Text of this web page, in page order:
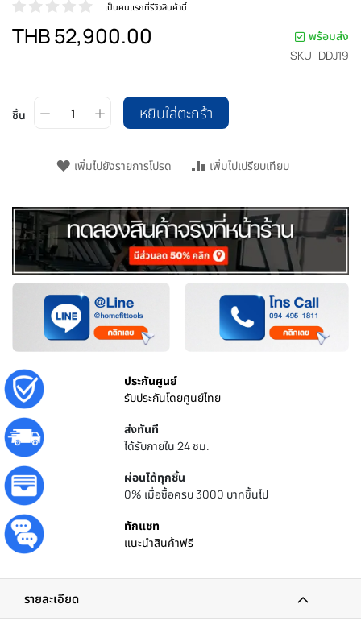
เป็นคนแรกที่รีวิวสินค้านี้
THB 52,900.00
พร้อมส่ง
SKU DDJ19
ชิ้น หยิบใส่ตะกร้า
เพิ่มไปยังรายการโปรด เพิ่มไปเปรียบเทียบ
ประกันศูนย์
รับประกันโดยศูนย์ไทย
ส่งทันที
ได้รับภายใน 24 ชม.
ผ่อนได้ทุกชิ้น
0% เมื่อซื้อครบ 3000 บาทขึ้นไป
ทักแชท
แนะนำสินค้าฟรี
รายละเอียด